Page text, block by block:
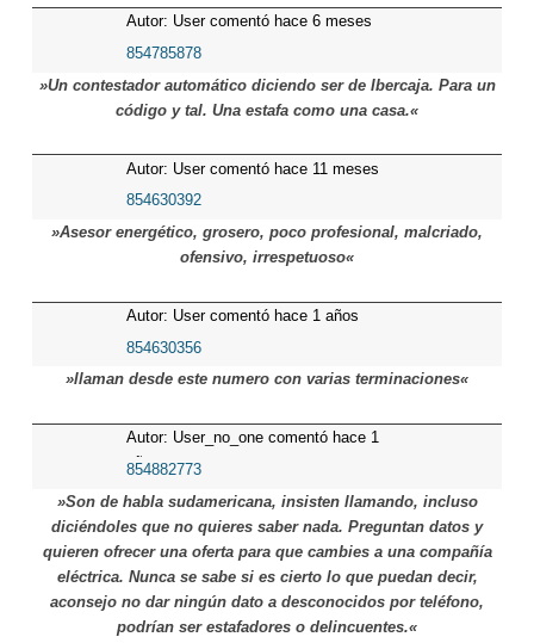
Autor: User comentó hace 6 meses
854785878
»Un contestador automático diciendo ser de Ibercaja. Para un
código y tal. Una estafa como una casa.«
Autor: User comentó hace 11 meses
854630392
»Asesor energético, grosero, poco profesional, malcriado,
ofensivo, irrespetuoso«
Autor: User comentó hace 1 años
854630356
»llaman desde este numero con varias terminaciones«
Autor: User_no_one comentó hace 1
años
854882773
»Son de habla sudamericana, insisten llamando, incluso
diciéndoles que no quieres saber nada. Preguntan datos y
quieren ofrecer una oferta para que cambies a una compañía
eléctrica. Nunca se sabe si es cierto lo que puedan decir,
aconsejo no dar ningún dato a desconocidos por teléfono,
podrían ser estafadores o delincuentes.«